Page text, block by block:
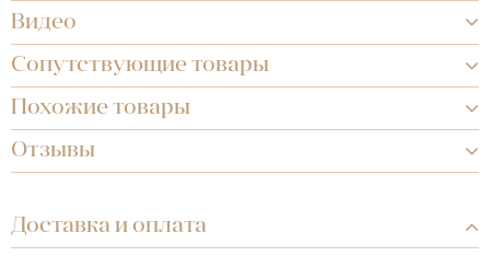
Видео
Сопутствующие товары
Похожие товары
Отзывы
Доставка и оплата